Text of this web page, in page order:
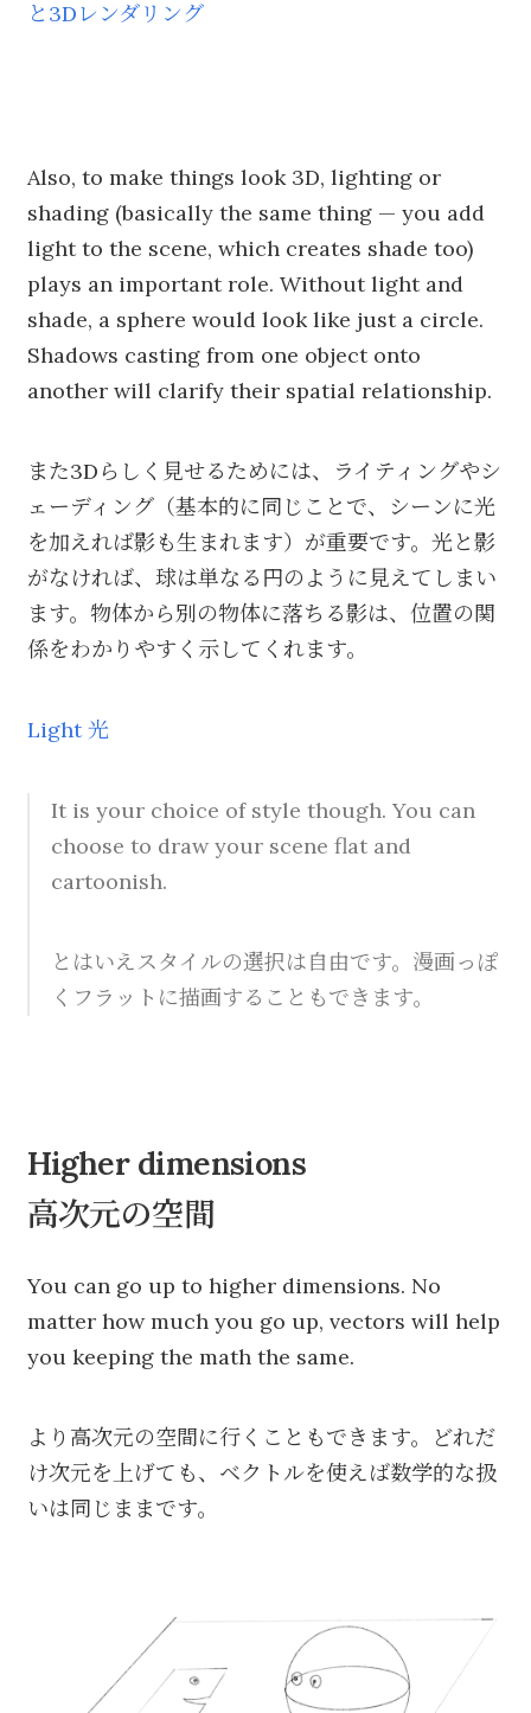
と3Dレンダリング
Also, to make things look 3D, lighting or
shading (basically the same thing — you add
light to the scene, which creates shade too)
plays an important role. Without light and
shade, a sphere would look like just a circle.
Shadows casting from one object onto
another will clarify their spatial relationship.
また3Dらしく見せるためには、ライティングやシ
ェーディング（基本的に同じことで、シーンに光
を加えれば影も生まれます）が重要です。光と影
がなければ、球は単なる円のように見えてしまい
ます。物体から別の物体に落ちる影は、位置の関
係をわかりやすく示してくれます。
Light 光
It is your choice of style though. You can
choose to draw your scene flat and
cartoonish.
とはいえスタイルの選択は自由です。漫画っぽ
くフラットに描画することもできます。
Higher dimensions
高次元の空間
You can go up to higher dimensions. No
matter how much you go up, vectors will help
you keeping the math the same.
より高次元の空間に行くこともできます。どれだ
け次元を上げても、ベクトルを使えば数学的な扱
いは同じままです。